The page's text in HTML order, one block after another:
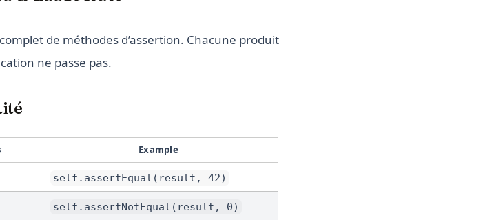
de méthodes d’assertion. Chacune produit
ne passe pas.
Example
self.assertEqual(result, 42)
self.assertNotEqual(result, 0)